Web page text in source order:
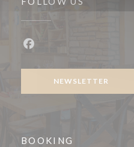
NEWSLETTER
BOOKING